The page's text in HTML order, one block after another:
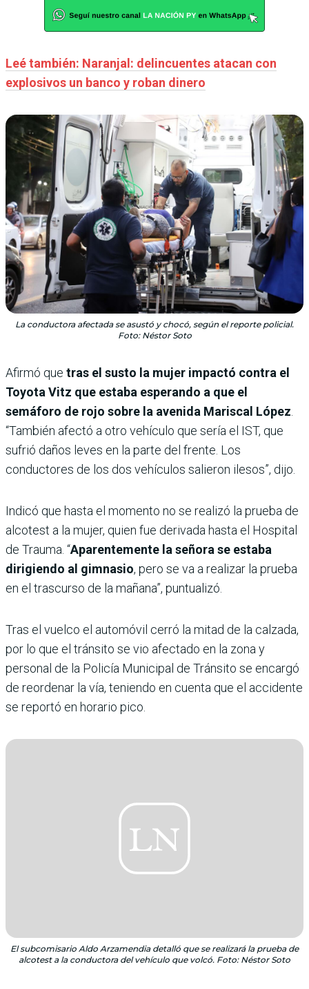
Leé también: Naranjal: delincuentes atacan con
explosivos un banco y roban dinero
La conductora afectada se asustó y chocó, según el reporte policial.
Foto: Néstor Soto
Afirmó que tras el susto la mujer impactó contra el
Toyota Vitz que estaba esperando a que el
semáforo de rojo sobre la avenida Mariscal López.
“También afectó a otro vehículo que sería el IST, que
sufrió daños leves en la parte del frente. Los
conductores de los dos vehículos salieron ilesos”, dijo.
Indicó que hasta el momento no se realizó la prueba de
alcotest a la mujer, quien fue derivada hasta el Hospital
de Trauma. “Aparentemente la señora se estaba
dirigiendo al gimnasio, pero se va a realizar la prueba
en el trascurso de la mañana”, puntualizó.
Tras el vuelco el automóvil cerró la mitad de la calzada,
por lo que el tránsito se vio afectado en la zona y
personal de la Policía Municipal de Tránsito se encargó
de reordenar la vía, teniendo en cuenta que el accidente
se reportó en horario pico.
El subcomisario Aldo Arzamendia detalló que se realizará la prueba de
alcotest a la conductora del vehículo que volcó. Foto: Néstor Soto